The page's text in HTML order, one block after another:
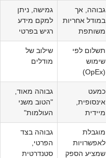
גבוהה, אך
במודל אחריות
משותפת
גמישה, ניתן
למקם מידע
רגיש בפרטי
תשלום לפי
שימוש
(OpEx)
שילוב של
מודלים
כמעט
אינסופית,
מיידית
גבוהה מאוד,
"הטוב משני
העולמות"
מוגבלת
לאפשרויות
שמציע הספק
גבוהה בצד
הפרטי,
סטנדרטית